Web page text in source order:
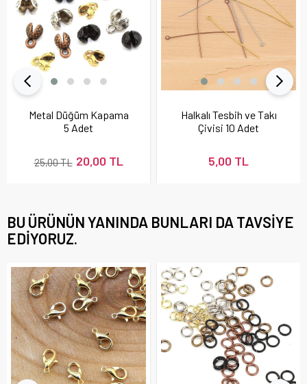
Metal Düğüm Kapama
5 Adet
20,00 TL
25,00 TL
Halkalı Tesbih ve Takı
Çivisi 10 Adet
5,00 TL
BU ÜRÜNÜN YANINDA BUNLARI DA TAVSIYE
EDIYORUZ.